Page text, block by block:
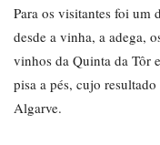
Para os visitantes foi um
desde a vinha, a adega,
vinhos da Quinta da Tôr
pisa a pés, cujo
Algarve.